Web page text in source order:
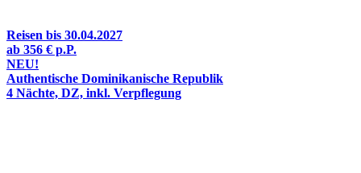
Reisen bis 30.04.2027
ab 356 € p.P.
NEU!
Authentische Dominikanische Republik
4 Nächte, DZ, inkl. Verpflegung